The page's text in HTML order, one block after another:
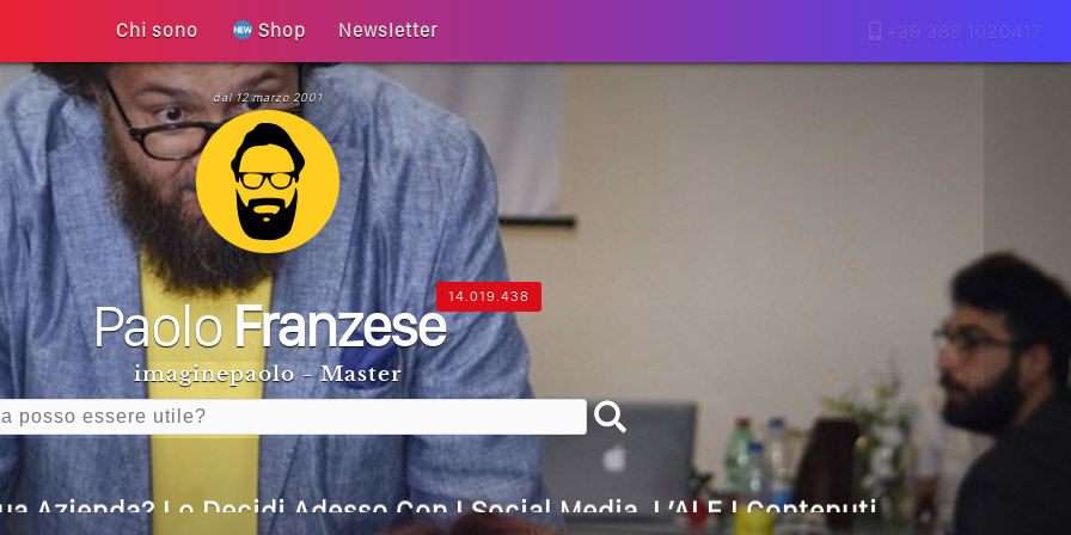
+39 388 1020417
Chi sono Shop Newsletter
dal 12 marzo 2001
14.019.438
PaoloFranzese
imaginepaolo - Master
La Tua Vita Non Cambia? La Trappola Della Motivazione…
Diventa Speranza: Il Quarto Memorial Carmine Franzese
Un Articolo Per Il Blog? Uno Che Leggeranno Davvero
Experience (SGE)? Il Declino Della Vecchia SEO
I Social Media? Siamo Nell’era Degli Algoritmi Predittivi
Azienda? Lo Decidi Adesso Con I Social Media, L’AI E I Contenuti…
Non Basta Più? Contenuti Di Valore O Solo Rumore…